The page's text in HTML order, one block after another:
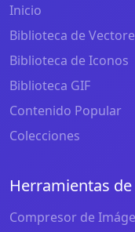
Inicio
Biblioteca de
Biblioteca de Iconos
Biblioteca GIF
Contenido Popular
Colecciones
Herramientas
Compresor de